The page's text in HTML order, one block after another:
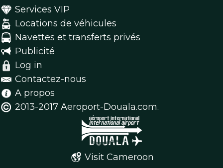
Services VIP
Locations de véhicules
Navettes et transferts privés
Publicité
Log in
Contactez-nous
A propos
2013-2017 Aeroport-Douala.com.
Visit Cameroon